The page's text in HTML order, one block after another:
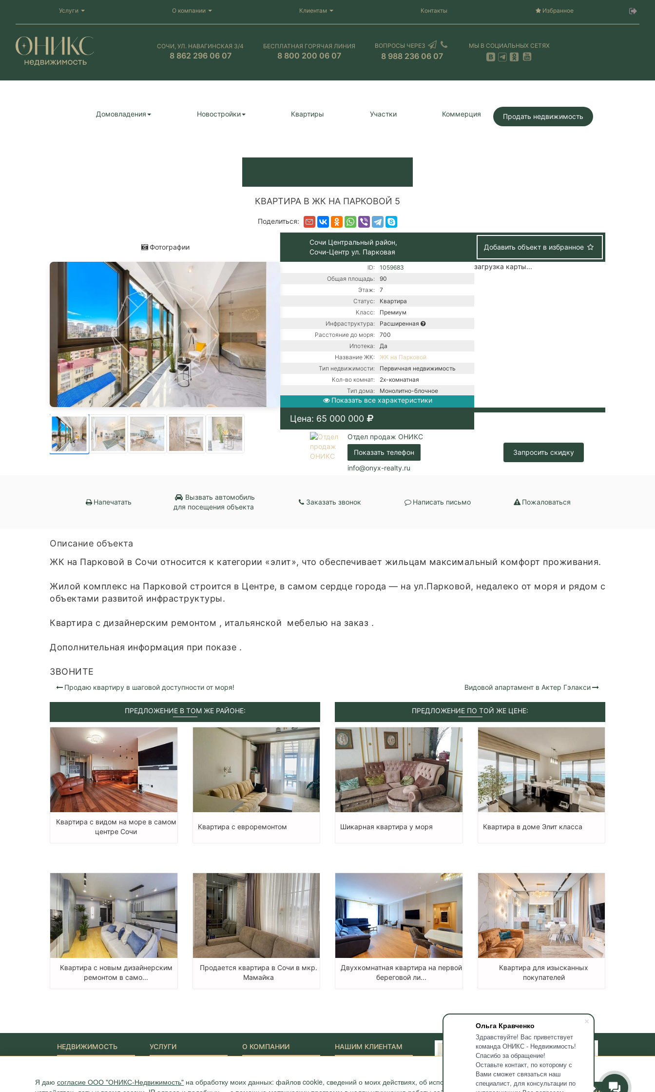
Ольга Кравченко
Здравствуйте! Вас приветствует
команда ОНИКС - Недвижимость!
Спасибо за обращение!
Оставьте контакт, по которому с
Вами сможет связаться наш
специалист, для консультации по
Услуги О компании Клиентам Контакты Избранное
СОЧИ, УЛ. НАВАГИНСКАЯ 3/4
8 862 296 06 07
БЕСПЛАТНАЯ ГОРЯЧАЯ ЛИНИЯ
8 800 200 06 07
ВОПРОСЫ ЧЕРЕЗ
8 988 236 06 07
МЫ В СОЦИАЛЬНЫХ СЕТЯХ
Домовладения Новостройки Квартиры Участки Коммерция Продать недвижимость
КВАРТИРА В ЖК НА ПАРКОВОЙ 5
Поделиться:
Фотографии
Сочи Центральный район,
Сочи-Центр ул. Парковая
Добавить объект в избранное
ID:
1059683
Общая площадь:
90
Этаж:
7
Статус:
Квартира
Класс:
Премиум
Инфраструктура:
Расширенная
Расстояние до моря:
700
Ипотека:
Да
Название ЖК:
ЖК на Парковой
Тип недвижимости:
Первичная недвижимость
Кол-во комнат:
2х-комнатная
Тип дома:
Монолитно-блочное
Ремонт:
С ремонтом
Центральное водоснабжение /
Центральное отопление
Показать все характеристики
загрузка карты...
Цена: 65 000 000
Отдел продаж ОНИКС
Показать телефон
info@onyx-realty.ru
Запросить скидку
Напечатать
Вызвать автомобиль
для посещения объекта
Заказать звонок Написать письмо Пожаловаться
Описание объекта
ЖК на Парковой в Сочи относится к категории «элит», что обеспечивает жильцам максимальный комфорт проживания.
Жилой комплекс на Парковой строится в Центре, в самом сердце города — на ул.Парковой, недалеко от моря и рядом с
объектами развитой инфраструктуры.
Квартира с дизайнерским ремонтом , итальянской мебелью на заказ .
Дополнительная информация при показе .
ЗВОНИТЕ
Продаю квартиру в шаговой доступности от моря! Видовой апартамент в Актер Гэлакси
ПРЕДЛОЖЕНИЕ В ТОМ ЖЕ РАЙОНЕ:
Квартира с видом на море в самом
центре Сочи
Квартира с евроремонтом
Квартира с новым дизайнерским
ремонтом в само...
Продается квартира в Сочи в мкр.
Мамайка
ПРЕДЛОЖЕНИЕ ПО ТОЙ ЖЕ ЦЕНЕ:
Шикарная квартира у моря Квартира в доме Элит класса
Двухкомнатная квартира на первой
береговой ли...
Квартира для изысканных
покупателей
Я даю согласие ООО "ОНИКС-Недвижимость" на обработку моих данных: файлов cookie, сведений о моих действиях, об используемых мною
НЕДВИЖИМОСТЬ
Дома
Участки
УСЛУГИ О КОМПАНИИ
ONYX-VIP
Сотрудники
НАШИМ КЛИЕНТАМ
Полезные статьи
Карта